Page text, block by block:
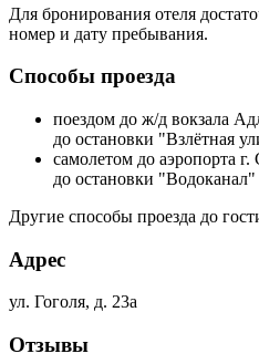
Для бронирования отеля
номер и дату пребывания.
Способы проезда
поездом до ж/д вокзала
до остановки "Взлётная
самолетом до аэропорта
до остановки "Водоканал"
Другие способы проезда до
Адрес
ул. Гоголя, д. 23а
Отзывы